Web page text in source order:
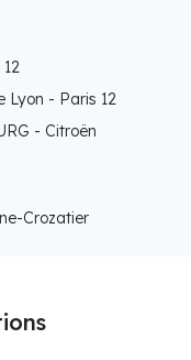
Lyon - Paris 12
- Citroën
Crozatier